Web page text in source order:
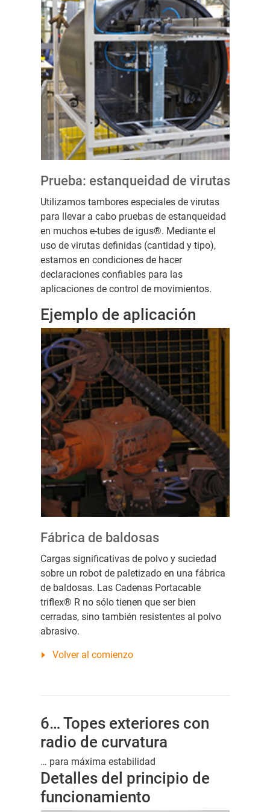
Prueba: estanqueidad de virutas
Utilizamos tambores especiales de virutas
para llevar a cabo pruebas de estanqueidad
en muchos e-tubes de igus®. Mediante el
uso de virutas definidas (cantidad y tipo),
estamos en condiciones de hacer
declaraciones confiables para las
aplicaciones de control de movimientos.
Ejemplo de aplicación
Fábrica de baldosas
Cargas significativas de polvo y suciedad
sobre un robot de paletizado en una fábrica
de baldosas. Las Cadenas Portacable
triflex® R no sólo tienen que ser bien
cerradas, sino también resistentes al polvo
abrasivo.
Volver al comienzo
6… Topes exteriores con
radio de curvatura
… para máxima estabilidad
Detalles del principio de
funcionamiento